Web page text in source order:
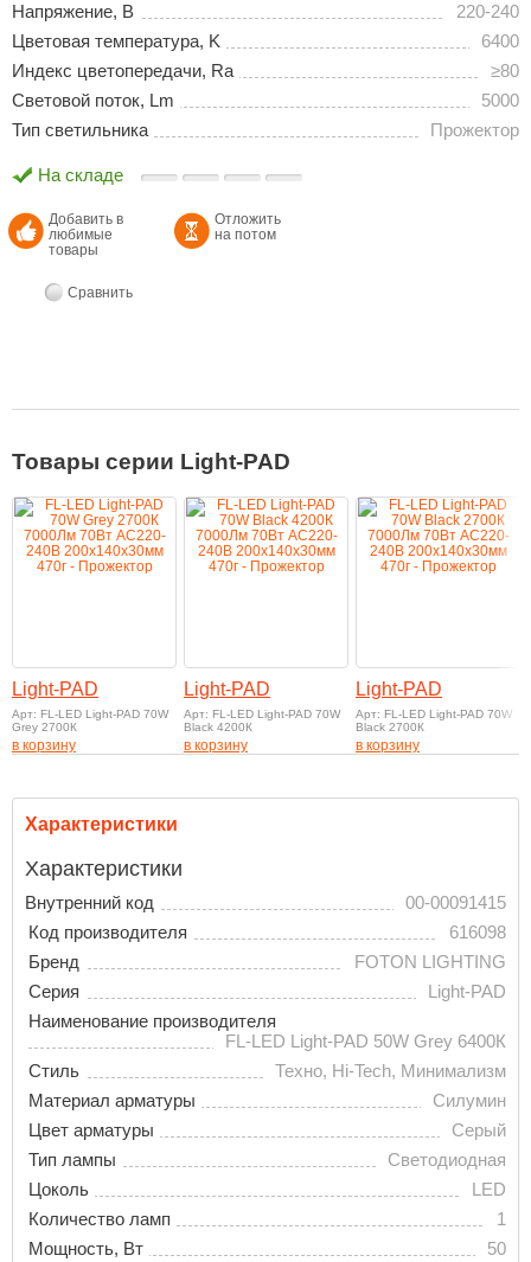
Напряжение, В
220-240
Цветовая температура, K
6400
Индекс цветопередачи, Ra
≥80
Световой поток, Lm
5000
Тип светильника
Прожектор
На складе
Добавить в
любимые
товары
Отложить
на потом
Сравнить
Товары серии Light-PAD
Light-PAD
Арт: FL-LED Light-PAD 70W
Grey 2700К
в корзину
Light-PAD
Арт: FL-LED Light-PAD 70W
Black 4200К
в корзину
Light-PAD
Арт: FL-LED Light-PAD 70W
Black 2700К
в корзину
Характеристики
Характеристики
Внутренний код
00-00091415
Код производителя
616098
Бренд
FOTON LIGHTING
Серия
Light-PAD
Наименование производителя
FL-LED Light-PAD 50W Grey 6400К
Стиль
Техно, Hi-Tech, Минимализм
Материал арматуры
Силумин
Цвет арматуры
Серый
Тип лампы
Светодиодная
Цоколь
LED
Количество ламп
1
Мощность, Вт
50